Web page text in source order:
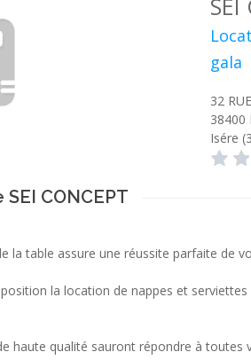
SEI
gala
32
38400
Isére
CONCEPT
la table assure une réussite parfaite de
la location de nappes et
haute qualité sauront répondre à toutes